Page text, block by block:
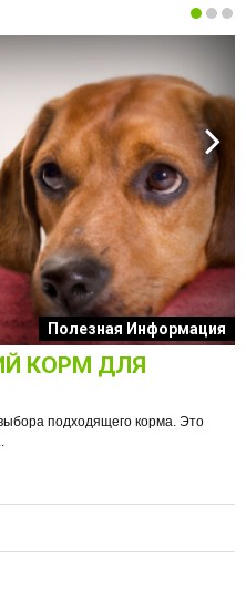
Полезная Информация
КОРМ ДЛЯ
подходящего корма. Это